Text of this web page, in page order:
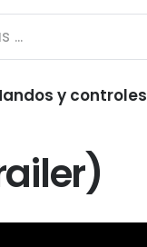
y controles